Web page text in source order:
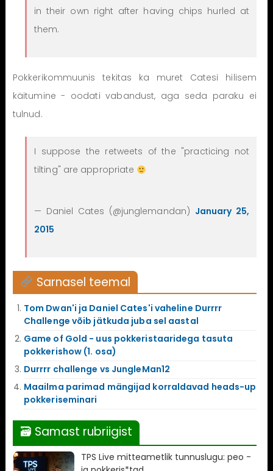
in their own right after having chips hurled at
them.
Pokkerikommuunis tekitas ka muret Catesi hilisem
käitumine - oodati vabandust, aga seda paraku ei
tulnud.
I suppose the retweets of the "practicing not
tilting" are appropriate
— Daniel Cates (@junglemandan) January 25,
2015
Sarnasel teemal
Tom Dwan'i ja Daniel Cates'i vaheline Durrrr
Challenge võib jätkuda juba sel aastal
Game of Gold - uus pokkeristaaridega tasuta
pokkerishow (1. osa)
Durrrr challenge vs JungleMan12
Maailma parimad mängijad korraldavad heads-up
pokkeriseminari
🗃 Samast rubriigist
TPS Live mitteametlik tunnuslugu: peo -